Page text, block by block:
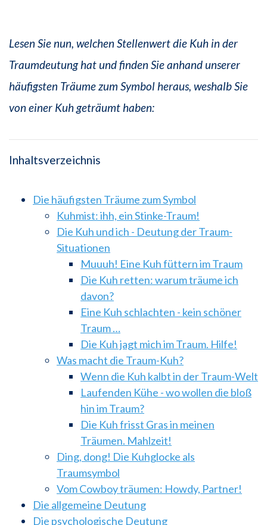
Lesen Sie nun, welchen Stellenwert die Kuh in der
Traumdeutung hat und finden Sie anhand unserer
häufigsten Träume zum Symbol heraus, weshalb Sie
von einer Kuh geträumt haben:
Inhaltsverzeichnis
Die häufigsten Träume zum Symbol
Kuhmist: ihh, ein Stinke-Traum!
Die Kuh und ich - Deutung der Traum-
Situationen
Muuuh! Eine Kuh füttern im Traum
Die Kuh retten: warum träume ich
davon?
Eine Kuh schlachten - kein schöner
Traum …
Die Kuh jagt mich im Traum. Hilfe!
Was macht die Traum-Kuh?
Wenn die Kuh kalbt in der Traum-Welt
Laufenden Kühe - wo wollen die bloß
hin im Traum?
Die Kuh frisst Gras in meinen
Träumen. Mahlzeit!
Ding, dong! Die Kuhglocke als
Traumsymbol
Vom Cowboy träumen: Howdy, Partner!
Die allgemeine Deutung
Die psychologische Deutung